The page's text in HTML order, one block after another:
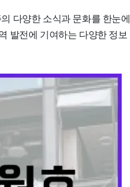
다양한 소식과 문화를 한눈에
발전에 기여하는 다양한 정보